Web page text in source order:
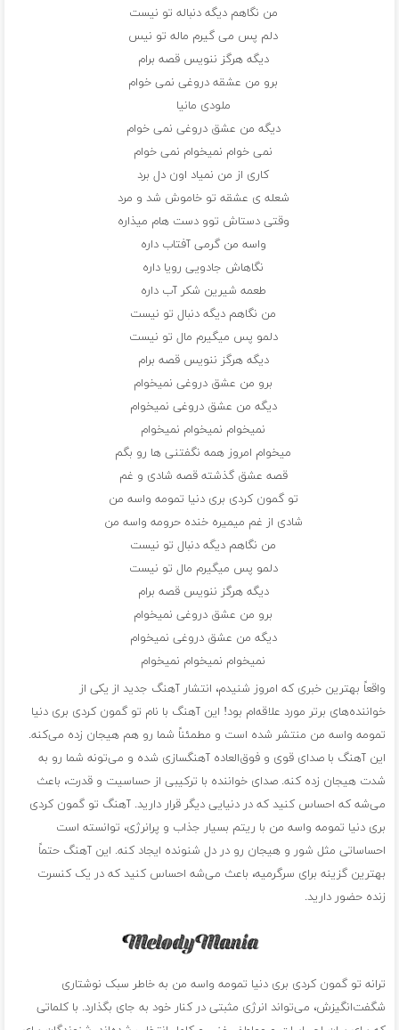
من نگاهم دیگه دنباله تو نیست
دلم پس می گیرم ماله تو نیس
دیگه هرگز ننویس قصه برام
برو من عشقه دروغی نمی خوام
ملودی مانیا
دیگه من عشق دروغی نمی خوام
نمی خوام نمیخوام نمی خوام
کاری از من نمیاد اون دل برد
شعله ی عشقه تو خاموش شد و مرد
وقتی دستاش توو دست هام میذاره
واسه من گرمی آفتاب داره
نگاهاش جادویی رویا داره
طعمه شیرین شکر آب داره
من نگاهم دیگه دنبال تو نیست
دلمو پس میگیرم مال تو نیست
دیگه هرگز ننویس قصه برام
برو من عشق دروغی نمیخوام
دیگه من عشق دروغی نمیخوام
نمیخوام نمیخوام نمیخوام
میخوام امروز همه نگفتنی ها رو بگم
قصه عشق گذشته قصه شادی و غم
تو گمون کردی بری دنیا تمومه واسه من
شادی از غم میمیره خنده حرومه واسه من
من نگاهم دیگه دنبال تو نیست
دلمو پس میگیرم مال تو نیست
دیگه هرگز ننویس قصه برام
برو من عشق دروغی نمیخوام
دیگه من عشق دروغی نمیخوام
نمیخوام نمیخوام نمیخوام
واقعاً بهترین خبری که امروز شنیدم، انتشار آهنگ جدید از یکی از
خواننده‌های برتر مورد علاقه‌ام بود! این آهنگ با نام تو گمون کردی بری دنیا
تمومه واسه من منتشر شده است و مطمئناً شما رو هم هیجان زده می‌کنه.
این آهنگ با صدای قوی و فوق‌العاده آهنگسازی شده و می‌تونه شما رو به
شدت هیجان زده کنه. صدای خواننده با ترکیبی از حساسیت و قدرت، باعث
می‌شه که احساس کنید که در دنیایی دیگر قرار دارید. آهنگ تو گمون کردی
بری دنیا تمومه واسه من با ریتم بسیار جذاب و پرانرژی، توانسته است
احساساتی مثل شور و هیجان رو در دل شنونده ایجاد کنه. این آهنگ حتماً
بهترین گزینه برای سرگرمیه، باعث می‌شه احساس کنید که در یک کنسرت
زنده حضور دارید.
ترانه‌ تو گمون کردی بری دنیا تمومه واسه من به خاطر سبک نوشتاری
شگفت‌انگیزش، می‌تواند انرژی مثبتی در کنار خود به جای بگذارد. با کلماتی